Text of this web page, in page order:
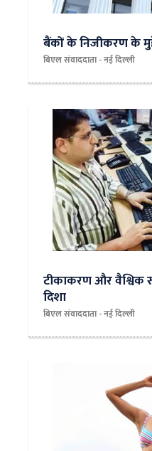
बैंकों के निजीकरण के
बिएल संवाददाता - नई दिल्‍ली
टीकाकरण और वैश्विक
दिशा
बिएल संवाददाता - नई दिल्‍ली